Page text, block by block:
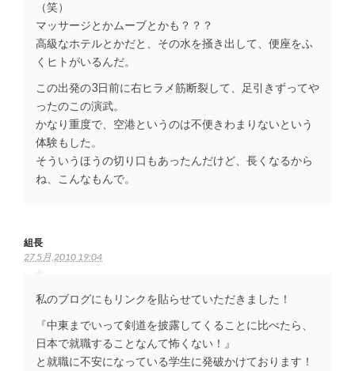
（笑）
マッサージとかムーブとかも？？？
高級なホテルとかだと、その水を掻き出して、便座をふ
くヒトがいるんだ。
この出発の3日前に右ヒラメ筋断裂して、足引きずってや
ったのこの演武。
かなり重度で、空港というのは不便きわまりないという
体験もした。
そういうほうの切り口もあったんだけど、長くなるから
ね、こんなもんで。
組長
27 5月,2010 19:04
私のブログにもリンクを貼らせていただきました！
『中東までいって剣道を披露してくることに比べたら、
日本で就職することなんて怖くない！』
と就職に不安になっている学生に発破かけております！